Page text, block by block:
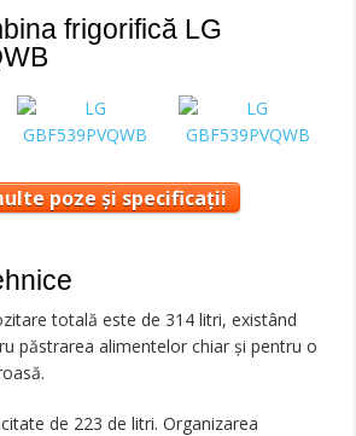
frigorifică LG
poze și specificații
totală este de 314 litri, existând
păstrarea alimentelor chiar și pentru o
de 223 de litri. Organizarea